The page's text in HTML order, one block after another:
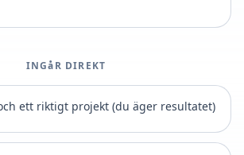
INGåR DIREKT
ett riktigt projekt (du äger resultatet)